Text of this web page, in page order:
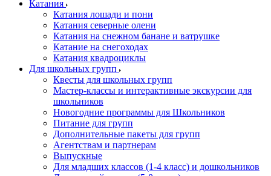
Катания
Катания лошади и пони
Катания северные олени
Катания на снежном банане и ватрушке
Катание на снегоходах
Катания квадроциклы
Для школьных групп
Квесты для школьных групп
Мастер-классы и интерактивные экскурсии для
школьников
Новогодние программы для Школьников
Питание для групп
Дополнительные пакеты для групп
Агентствам и партнерам
Выпускные
Для младших классов (1-4 класс) и дошкольников